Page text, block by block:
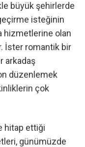
büyük şehirlerde
isteğinin
hizmetlerine olan
İster romantik bir
arkadaş
düzenlemek
çok
hitap ettiği
günümüzde